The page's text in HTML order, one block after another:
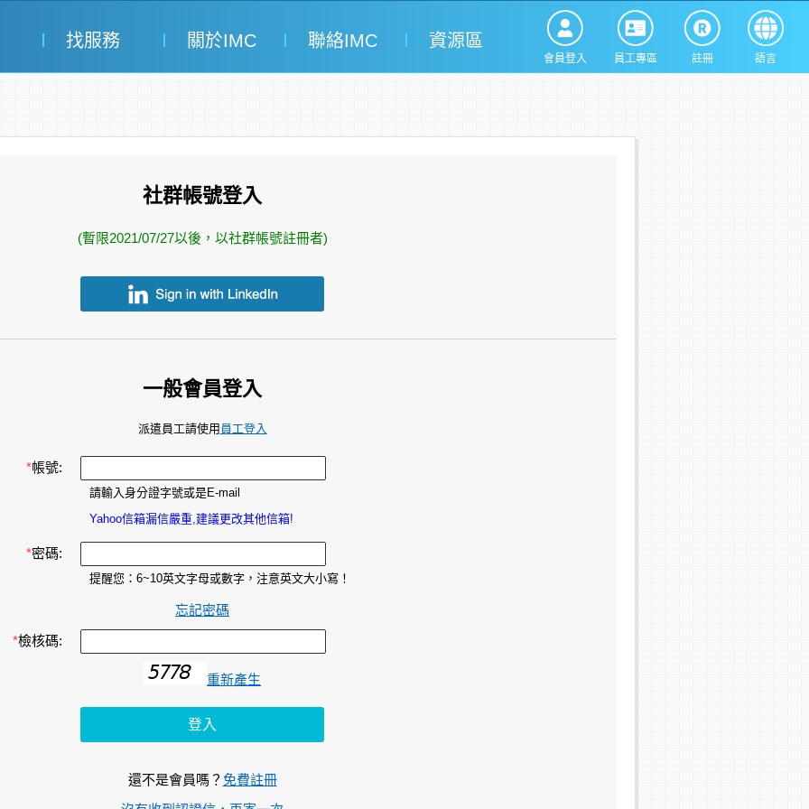
會員登入 員工專區 註冊 語言
找服務 關於IMC 聯絡IMC 資源區
社群帳號登入
(暫限2021/07/27以後，以社群帳號註冊者)
一般會員登入
派遣員工請使用 員工登入
*帳號:
請輸入身分證字號或是E-mail
Yahoo信箱漏信嚴重,建議更改其他信箱!
*密碼:
提醒您：6~10英文字母或數字，注意英文大小寫！
忘記密碼
*檢核碼:
重新產生
還不是會員嗎？ 免費註冊